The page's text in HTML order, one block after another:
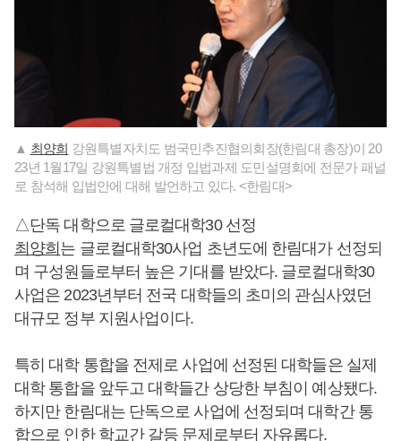
▲ 최양희 강원특별자치도 범국민추진협의회장(한림대 총장)이 20
23년 1월17일 강원특별법 개정 입법과제 도민설명회에 전문가 패널
로 참석해 입법안에 대해 발언하고 있다. <한림대>
△단독 대학으로 글로컬대학30 선정
최양희 는 글로컬대학30사업 초년도에 한림대가 선정되
며 구성원들로부터 높은 기대를 받았다. 글로컬대학30
사업은 2023년부터 전국 대학들의 초미의 관심사였던
대규모 정부 지원사업이다.
특히 대학 통합을 전제로 사업에 선정된 대학들은 실제
대학 통합을 앞두고 대학들간 상당한 부침이 예상됐다.
하지만 한림대는 단독으로 사업에 선정되며 대학간 통
합으로 인한 학교간 갈등 문제로부터 자유롭다.